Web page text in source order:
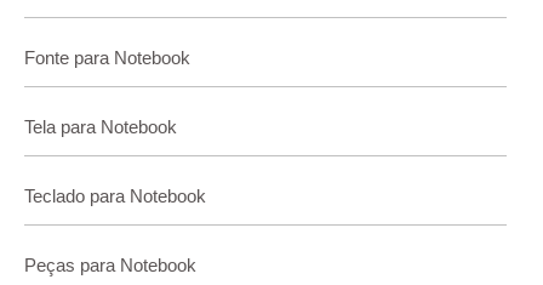
Fonte para Notebook
Tela para Notebook
Teclado para Notebook
Peças para Notebook